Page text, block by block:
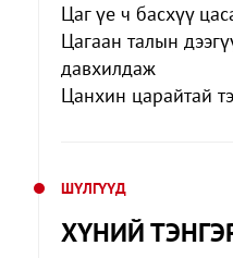
Цаг үе ч басхүү
Цагаан талын
давхилдаж
Цанхин царайтай
ШҮЛГҮҮД
ХҮНИЙ